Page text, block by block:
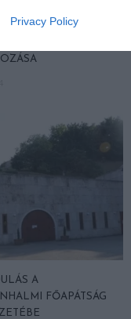
Privacy Policy
TERMÉSZET,
A
FŐAPÁTSÁG